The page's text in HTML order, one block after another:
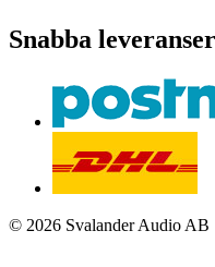
Snabba
© 2026 Svalander Audio AB